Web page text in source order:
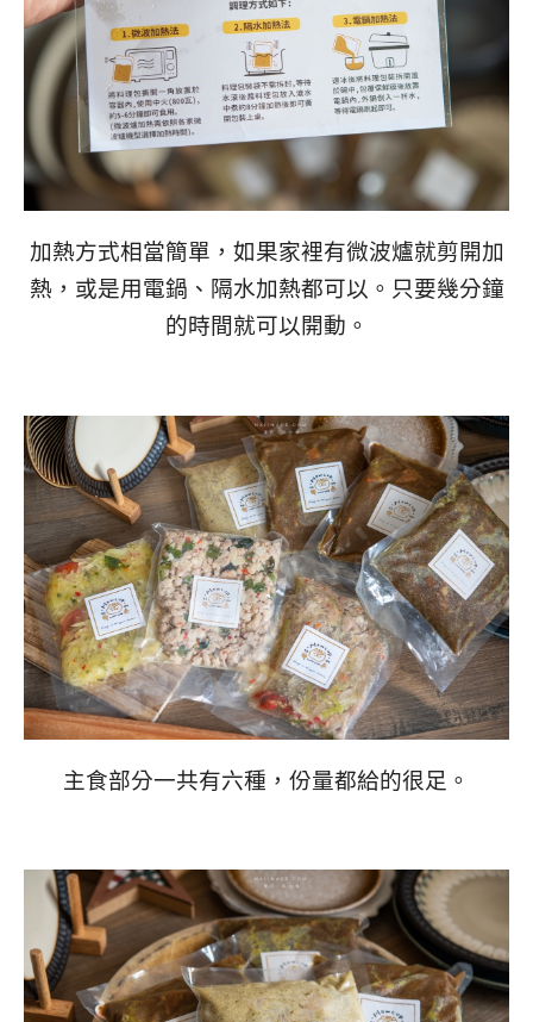
加熱方式相當簡單，如果家裡有微波爐就剪開加
熱，或是用電鍋、隔水加熱都可以。只要幾分鐘
的時間就可以開動。
主食部分一共有六種，份量都給的很足。